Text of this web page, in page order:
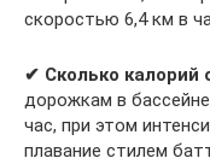
скоростью 6,4 км в
✔ Сколько калорий
дорожкам в
час, при этом
плавание стилем